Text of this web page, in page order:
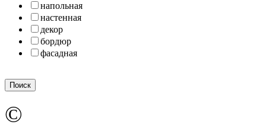
напольная
настенная
декор
бордюр
фасадная
©